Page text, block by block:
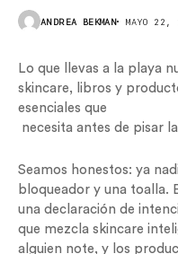
ANDREA BEKMAN MAYO 22,
Lo que llevas a la playa
skincare, libros y
esenciales que
necesita antes de pisar
Seamos honestos: ya
bloqueador y una toalla.
una declaración de
que mezcla skincare
alguien note, y los